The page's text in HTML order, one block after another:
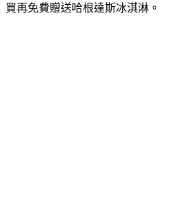
買再免費贈送哈根達斯冰淇淋。